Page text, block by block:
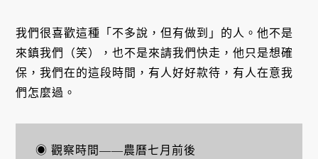
我們很喜歡這種「不多說，但有做到」的人。他不是
來鎮我們（笑），也不是來請我們快走，他只是想確
保，我們在的這段時間，有人好好款待，有人在意我
們怎麼過。
◉ 觀察時間――農曆七月前後